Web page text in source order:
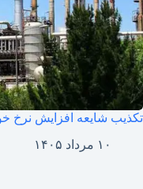
تکذیب شایعه افزایش نرخ
۱۰ مرداد ۱۴۰۵